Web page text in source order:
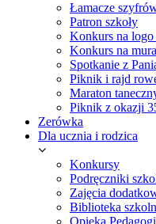
Łamacze
Patron szkoły
Konkurs na logo
Konkurs na
Spotkanie z
Piknik i rajd
Maraton
Piknik z okazji
Zerówka
Dla ucznia i rodzica
Konkursy
Podręczniki
Zajęcia
Biblioteka
Opieka